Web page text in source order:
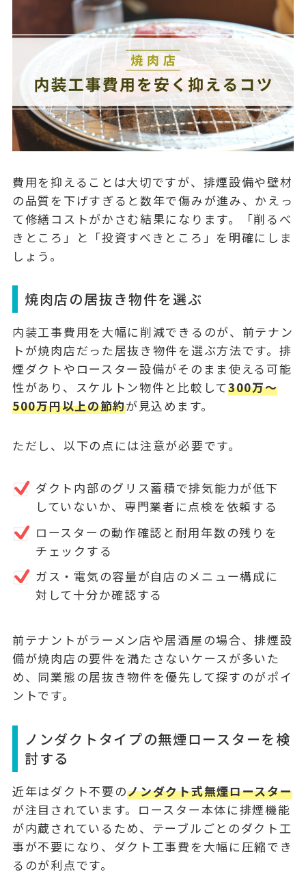
費用を抑えることは大切ですが、排煙設備や壁材
の品質を下げすぎると数年で傷みが進み、かえっ
て修繕コストがかさむ結果になります。「削るべ
きところ」と「投資すべきところ」を明確にしま
しょう。
焼肉店の居抜き物件を選ぶ
内装工事費用を大幅に削減できるのが、 前テナン
トが焼肉店だった居抜き物件を選ぶ方法です。排
煙ダクトやロースター設備がそのまま使える可能
性があり、スケルトン物件と比較して300万〜
500万円以上の節約が見込めます。
ただし、以下の点には注意が必要です。
ダクト内部のグリス蓄積で排気能力が低下
していないか、専門業者に点検を依頼する
ロースターの動作確認と耐用年数の残りを
チェックする
ガス・電気の容量が自店のメニュー構成に
対して十分か確認する
前テナントがラーメン店や居酒屋の場合、排煙設
備が焼肉店の要件を満たさないケースが多いた
め、 同業態の居抜き物件を優先して探すのがポイ
ントです。
ノンダクトタイプの無煙ロースターを検
討する
近年はダクト不要のノンダクト式無煙ロースター
が注目されています。ロースター本体に排煙機能
が内蔵されているため、テーブルごとのダクト工
事が不要になり、ダクト工事費を大幅に圧縮でき
るのが利点です。